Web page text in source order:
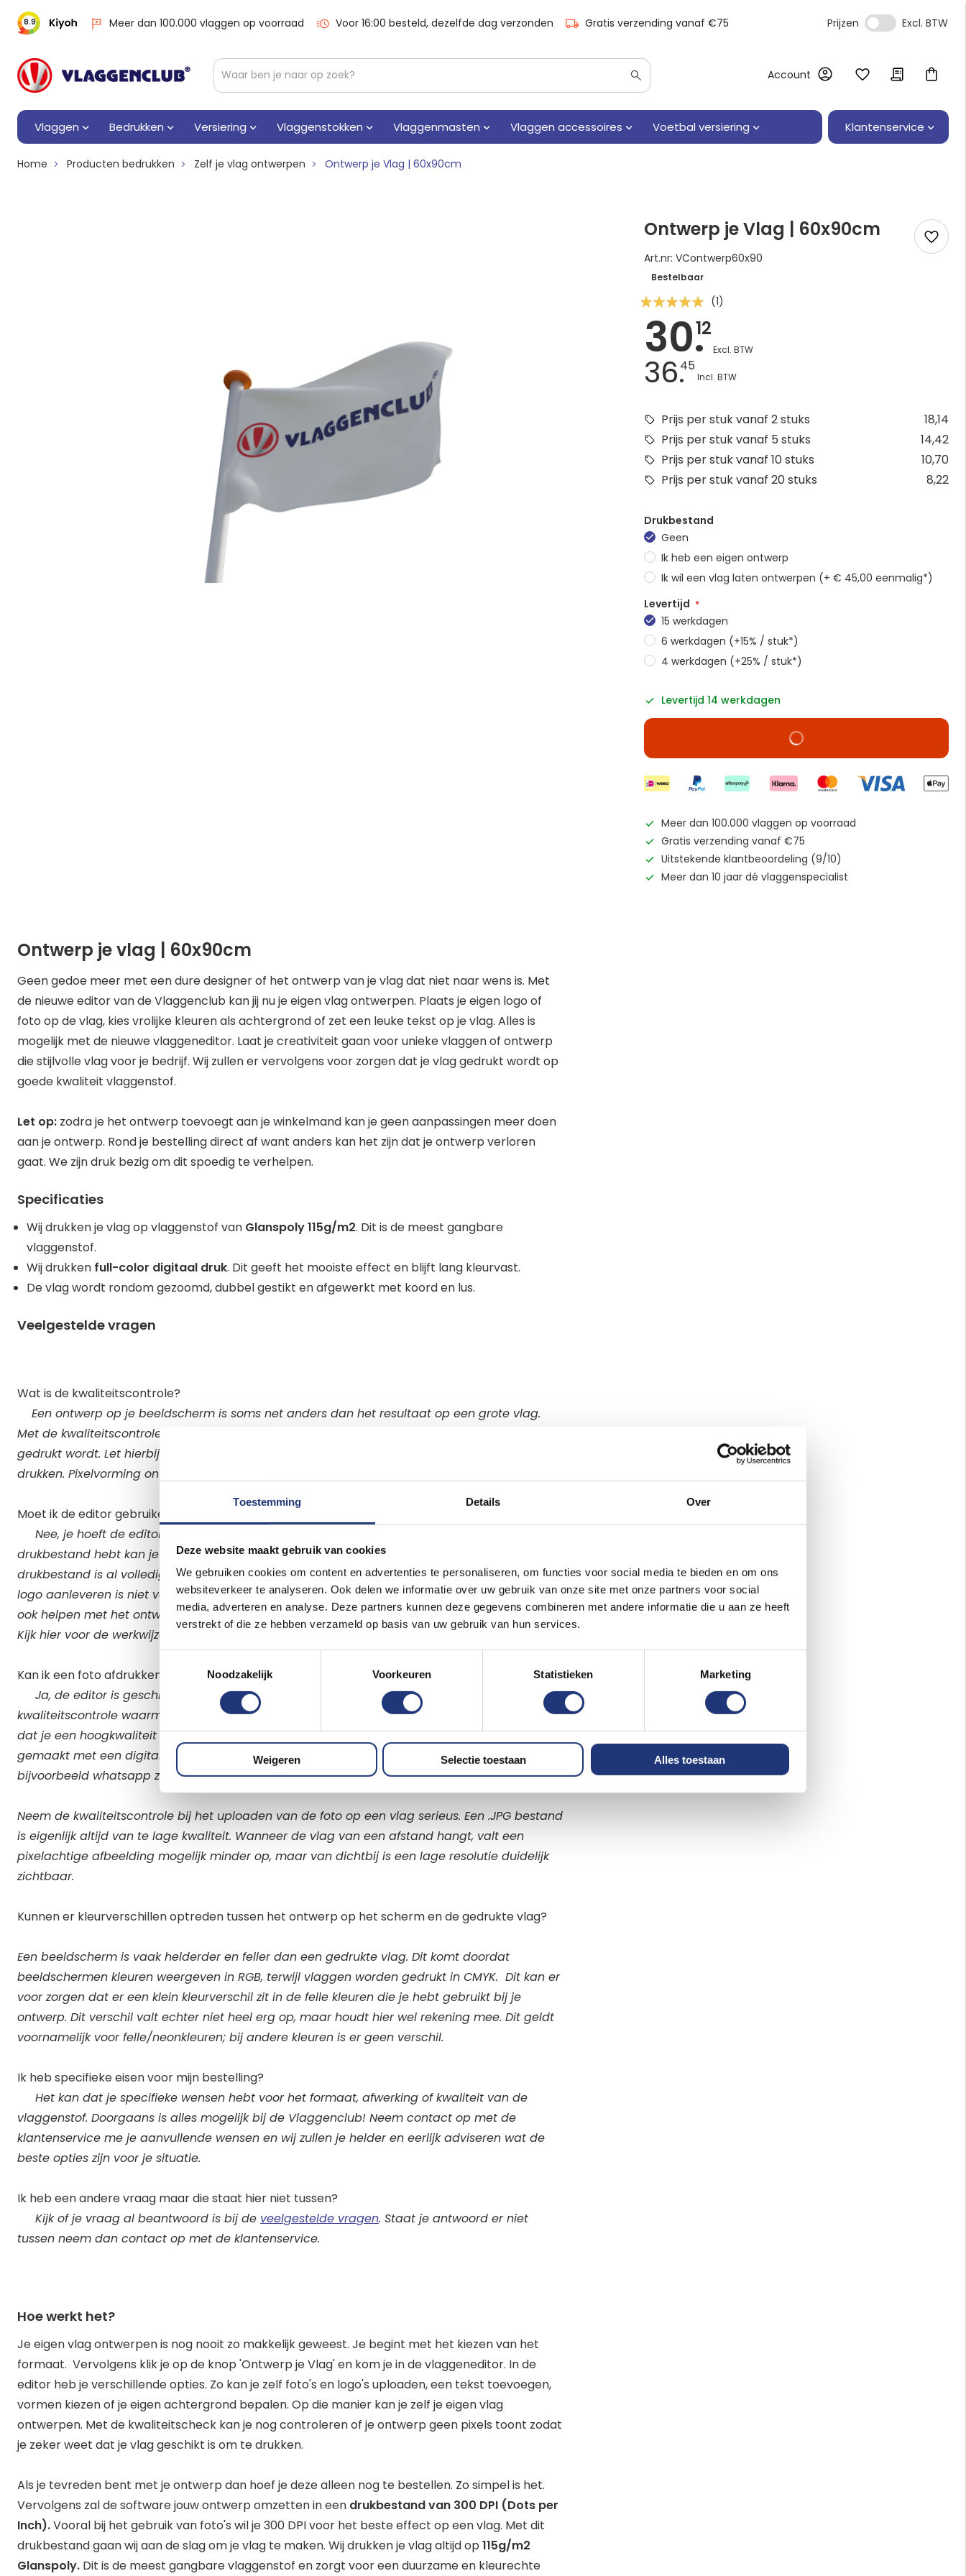
Toestemming Details Over
Deze website maakt gebruik van cookies
We gebruiken cookies om content en advertenties te personaliseren, om functies voor social media te bieden en om ons
websiteverkeer te analyseren. Ook delen we informatie over uw gebruik van onze site met onze partners voor social
media, adverteren en analyse. Deze partners kunnen deze gegevens combineren met andere informatie die u aan ze heeft
verstrekt of die ze hebben verzameld op basis van uw gebruik van hun services.
Noodzakelijk
Voorkeuren Statistieken Marketing
Weigeren Selectie toestaan Alles toestaan
8.9 Meer dan 100.000 vlaggen op voorraad Voor 16:00 besteld, dezelfde dag verzonden Gratis verzending vanaf €75 Prijzen
Account
Vlaggen Bedrukken Versiering Vlaggenstokken Vlaggenmasten Vlaggen accessoires Voetbal versiering Klantenservice
Home Producten bedrukken Zelf je vlag ontwerpen Ontwerp je Vlag | 60x90cm
Ontwerp je Vlag | 60x90cm
Art.nr: VContwerp60x90
Bestelbaar
Waardering:
% of100
(1)
30.12
36.45
Prijs per stuk vanaf 2 stuks
18,14
Prijs per stuk vanaf 5 stuks
14,42
Prijs per stuk vanaf 10 stuks
10,70
Prijs per stuk vanaf 20 stuks
8,22
Drukbestand
Geen
Ik heb een eigen ontwerp
Ik wil een vlag laten ontwerpen (+ € 45,00 eenmalig*)
Levertijd
15 werkdagen
6 werkdagen (+15% / stuk*)
4 werkdagen (+25% / stuk*)
Levertijd 14 werkdagen
Meer dan 100.000 vlaggen op voorraad
Gratis verzending vanaf €75
Uitstekende klantbeoordeling (9/10)
Meer dan 10 jaar dé vlaggenspecialist
Ontwerp je vlag | 60x90cm
Geen gedoe meer met een dure designer of het ontwerp van je vlag dat niet naar wens is. Met
de nieuwe editor van de Vlaggenclub kan jij nu je eigen vlag ontwerpen. Plaats je eigen logo of
foto op de vlag, kies vrolijke kleuren als achtergrond of zet een leuke tekst op je vlag. Alles is
mogelijk met de nieuwe vlaggeneditor. Laat je creativiteit gaan voor unieke vlaggen of ontwerp
die stijlvolle vlag voor je bedrijf. Wij zullen er vervolgens voor zorgen dat je vlag gedrukt wordt op
goede kwaliteit vlaggenstof.
Let op: zodra je het ontwerp toevoegt aan je winkelmand kan je geen aanpassingen meer doen
aan je ontwerp. Rond je bestelling direct af want anders kan het zijn dat je ontwerp verloren
gaat. We zijn druk bezig om dit spoedig te verhelpen.
Specificaties
Wij drukken je vlag op vlaggenstof van Glanspoly 115g/m2. Dit is de meest gangbare
vlaggenstof.
Wij drukken full-color digitaal druk. Dit geeft het mooiste effect en blijft lang kleurvast.
De vlag wordt rondom gezoomd, dubbel gestikt en afgewerkt met koord en lus.
Veelgestelde vragen
Wat is de kwaliteitscontrole?
Een ontwerp op je beeldscherm is soms net anders dan het resultaat op een grote vlag.
Met de kwaliteitscontrole zoom je in op je ontwerp op ware grootte zoals die op de vlag
gedrukt wordt. Let hierbij op pixelvorming om zeker te zijn dat je ontwerp geschikt is om te
drukken. Pixelvorming ontstaat vaak bij het uploaden van lage kwaliteit foto's en/of logo's.
Moet ik de editor gebruiken om een vlag te laten maken?
Nee, je hoeft de editor niet te gebruiken om je vlag te laten maken. Als je al een
drukbestand hebt kan je
hierje bestelling plaatsen en je bestand uploaden. Let op! Een
drukbestand is al volledig klaar voor de druk en dus geleverd in het juiste formaat. Alleen een
logo aanleveren is niet voldoende. Heb je nog geen drukbestand dan kunnen onze DTP'ers je
ook helpen met het ontwerpen van je vlag. Hiervoor brengen wij wel extra kosten in rekening.
Kijk hier voor de werkwijze voor het
laten ontwerpen van je vlag
Kan ik een foto afdrukken op een vlag?
Ja, de editor is geschikt om foto's af te drukken op een vlag. De editor heeft een
kwaliteitscontrole waarmee je zelf de kwaliteit van je ontwerp kan controleren. Let er wel op
dat je een hoogkwaliteit foto gebruikt in je ontwerp. Doorgaans is de vuistregel dat foto's
gemaakt met een digitale camera goed overkomen op een vlag. Foto's doorgestuurd via
bijvoorbeeld whatsapp zijn vaak kwalitatief onvoldoende.
Neem de kwaliteitscontrole bij het uploaden van de foto op een vlag serieus. Een .JPG bestand
is eigenlijk altijd van te lage kwaliteit. Wanneer de vlag van een afstand hangt, valt een
pixelachtige afbeelding mogelijk minder op, maar van dichtbij is een lage resolutie duidelijk
zichtbaar.
Kunnen er kleurverschillen optreden tussen het ontwerp op het scherm en de gedrukte vlag?
Een beeldscherm is vaak helderder en feller dan een gedrukte vlag. Dit komt doordat
beeldschermen kleuren weergeven in RGB, terwijl vlaggen worden gedrukt in CMYK. Dit kan er
voor zorgen dat er een klein kleurverschil zit in de felle kleuren die je hebt gebruikt bij je
ontwerp. Dit verschil valt echter niet heel erg op, maar houdt hier wel rekening mee. Dit geldt
voornamelijk voor felle/neonkleuren; bij andere kleuren is er geen verschil.
Ik heb specifieke eisen voor mijn bestelling?
Het kan dat je specifieke wensen hebt voor het formaat, afwerking of kwaliteit van de
vlaggenstof. Doorgaans is alles mogelijk bij de Vlaggenclub! Neem contact op met de
klantenservice me je aanvullende wensen en wij zullen je helder en eerlijk adviseren wat de
beste opties zijn voor je situatie.
Ik heb een andere vraag maar die staat hier niet tussen?
Kijk of je vraag al beantwoord is bij de veelgestelde vragen. Staat je antwoord er niet
tussen neem dan contact op met de klantenservice.
Hoe werkt het?
Je eigen vlag ontwerpen is nog nooit zo makkelijk geweest. Je begint met het kiezen van het
formaat. Vervolgens klik je op de knop 'Ontwerp je Vlag' en kom je in de vlaggeneditor. In de
editor heb je verschillende opties. Zo kan je zelf foto's en logo's uploaden, een tekst toevoegen,
vormen kiezen of je eigen achtergrond bepalen. Op die manier kan je zelf je eigen vlag
ontwerpen. Met de kwaliteitscheck kan je nog controleren of je ontwerp geen pixels toont zodat
je zeker weet dat je vlag geschikt is om te drukken.
Als je tevreden bent met je ontwerp dan hoef je deze alleen nog te bestellen. Zo simpel is het.
Vervolgens zal de software jouw ontwerp omzetten in een drukbestand van 300 DPI (Dots per
Inch).Vooral bij het gebruik van foto's wil je 300 DPI voor het beste effect op een vlag. Met dit
drukbestand gaan wij aan de slag om je vlag te maken. Wij drukken je vlag altijd op 115g/m2
Glanspoly. Dit is de meest gangbare vlaggenstof en zorgt voor een duurzame en kleurechte